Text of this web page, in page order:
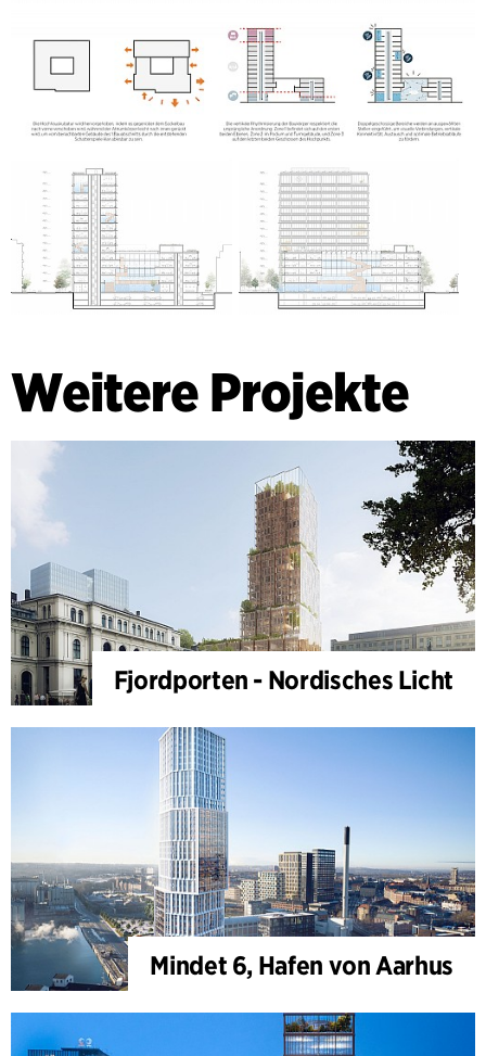
Weitere Projekte
Fjordporten - Nordisches Licht
Mindet 6, Hafen von Aarhus